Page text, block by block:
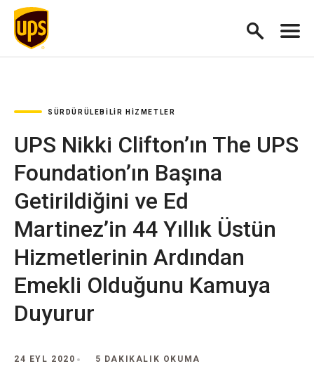
SÜRDÜRÜLEBILIR HIZMETLER
UPS Nikki Clifton’ın The UPS
Foundation’ın Başına
Getirildiğini ve Ed
Martinez’in 44 Yıllık Üstün
Hizmetlerinin Ardından
Emekli Olduğunu Kamuya
Duyurur
24 EYL 2020 5 DAKIKALIK OKUMA